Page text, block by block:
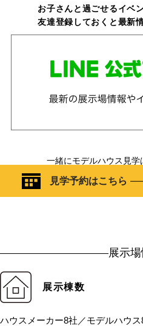
お子さんと過ごせるイベ
友達登録しておくと最新
一緒にモデルハウス見学
見学予約はこちら
展示
展示棟数
ハウスメーカー8社／モデルハウス